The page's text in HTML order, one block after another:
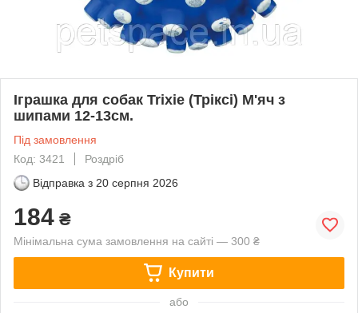
Іграшка для собак Trixie (Тріксі) М'яч з
шипами 12-13см.
Під замовлення
Код: 3421
Роздріб
Відправка з 20 серпня 2026
184 ₴
Мінімальна сума замовлення на сайті — 300 ₴
Купити
або